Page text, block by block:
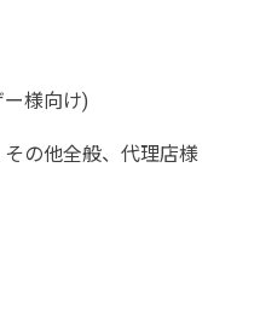
様向け)
の他全般、代理店様